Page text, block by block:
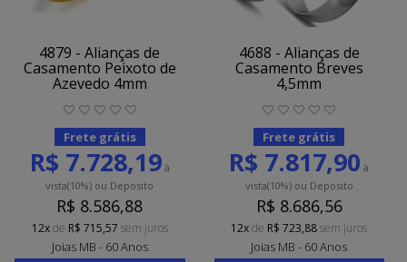
4879 - Alianças de
Casamento Peixoto de
Azevedo 4mm
Frete grátis
R$ 7.728,19à
vista(10%) ou Deposito
R$ 8.586,88
12xde R$ 715,57 sem juros
Joias MB - 60 Anos
4688 - Alianças de
Casamento Breves
4,5mm
Frete grátis
R$ 7.817,90 à
vista(10%)ou Deposito
R$ 8.686,56
12xde R$ 723,88sem juros
Joias MB - 60 Anos